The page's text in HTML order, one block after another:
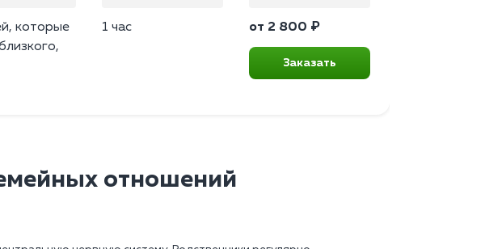
которые
1 час от 2 800 ₽
Заказать
отношений